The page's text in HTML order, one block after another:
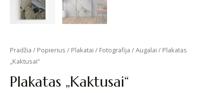
Pradžia / Popierius / Plakatai / Fotografija /Augalai / Plakatas
„Kaktusai“
Plakatas „Kaktusai“